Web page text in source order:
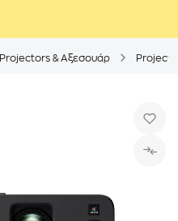
Projectors & Αξεσουάρ